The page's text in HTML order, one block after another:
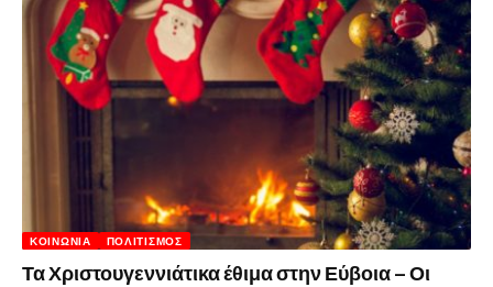
ΚΟΙΝΩΝΊΑ ΠΟΛΙΤΙΣΜΌΣ
Τα Χριστουγεννιάτικα έθιμα στην Εύβοια – Οι